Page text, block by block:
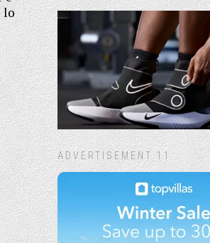
lo
ADVERTISEMENT 11